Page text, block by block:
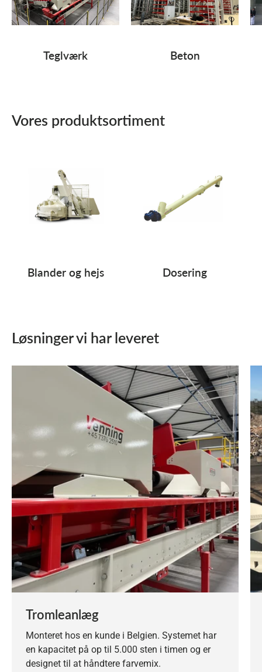
Teglværk Beton
Vores produktsortiment
Blander og hejs Dosering
Løsninger vi har leveret
Tromleanlæg
Monteret hos en kunde i Belgien. Systemet har
en kapacitet på op til 5.000 sten i timen og er
designet til at håndtere farvemix.